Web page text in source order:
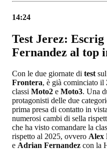
14:24
Test Jerez:
Fernandez al top
Con le due giornate di test
Frontera, è già cominciato il
classi Moto2 e Moto3. Una
protagonisti delle due
prima presa di contatto in
numerosi cambi di sella
che ha visto comandare la
rispetto al 2025, ovvero Alex
e Adrian Fernandez con la